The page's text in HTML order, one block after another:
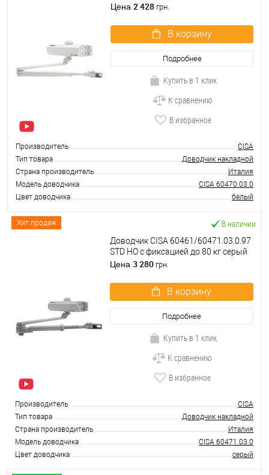
Цена 2 428 грн.
В корзину
Подробнее
Купить в 1 клик
К сравнению
В избранное
Производитель
CISA
Тип товара
Доводчик накладной
Страна производитель
Италия
Модель доводчика
CISA 60470.03.0
Цвет доводчика
белый
Хит продаж В наличии
Доводчик CISA 60461/60471.03.0.97
STD HO с фиксацией до 80 кг серый
Цена 3 280 грн.
В корзину
Подробнее
Купить в 1 клик
К сравнению
В избранное
Производитель
CISA
Тип товара
Доводчик накладной
Страна производитель
Италия
Модель доводчика
CISA 60471.03.0
Цвет доводчика
серый